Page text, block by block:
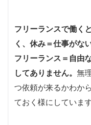
フリーランスで働く
く、休み＝仕事がな
フリーランス＝自由
してありません。 無
つ依頼が来るかわか
ておく様にしています